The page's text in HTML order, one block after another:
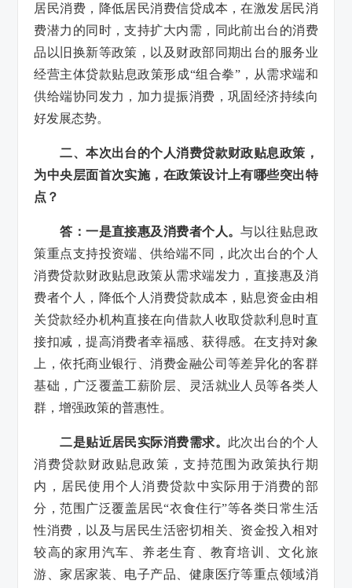
居民消费，降低居民消费信贷成本，在激发居民消
费潜力的同时，支持扩大内需，同此前出台的消费
品以旧换新等政策，以及财政部同期出台的服务业
经营主体贷款贴息政策形成“组合拳”，从需求端和
供给端协同发力，加力提振消费，巩固经济持续向
好发展态势。
二、本次出台的个人消费贷款财政贴息政策，
为中央层面首次实施，在政策设计上有哪些突出特
点？
答：一是直接惠及消费者个人。与以往贴息政
策重点支持投资端、供给端不同，此次出台的个人
消费贷款财政贴息政策从需求端发力，直接惠及消
费者个人，降低个人消费贷款成本，贴息资金由相
关贷款经办机构直接在向借款人收取贷款利息时直
接扣减，提高消费者幸福感、获得感。在支持对象
上，依托商业银行、消费金融公司等差异化的客群
基础，广泛覆盖工薪阶层、灵活就业人员等各类人
群，增强政策的普惠性。
二是贴近居民实际消费需求。 此次出台的个人
消费贷款财政贴息政策，支持范围为政策执行期
内，居民使用个人消费贷款中实际用于消费的部
分，范围广泛覆盖居民“衣食住行”等各类日常生活
性消费，以及与居民生活密切相关、资金投入相对
较高的家用汽车、养老生育、教育培训、文化旅
游、家居家装、电子产品、健康医疗等重点领域消